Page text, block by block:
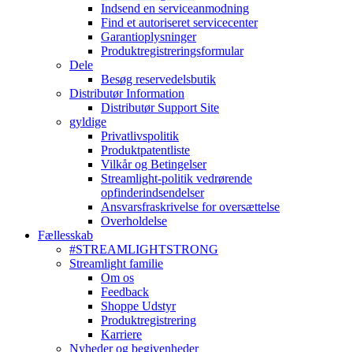
Indsend en serviceanmodning
Find et autoriseret servicecenter
Garantioplysninger
Produktregistreringsformular
Dele
Besøg reservedelsbutik
Distributør Information
Distributør Support Site
gyldige
Privatlivspolitik
Produktpatentliste
Vilkår og Betingelser
Streamlight-politik vedrørende
opfinderindsendelser
Ansvarsfraskrivelse for oversættelse
Overholdelse
Fællesskab
#STREAMLIGHTSTRONG
Streamlight familie
Om os
Feedback
Shoppe Udstyr
Produktregistrering
Karriere
Nyheder og begivenheder